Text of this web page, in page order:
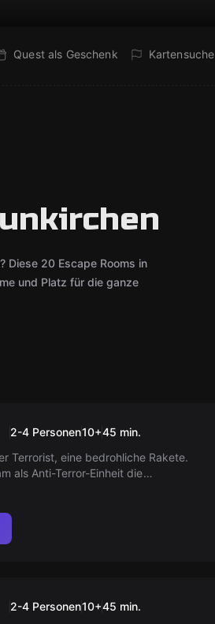
Quest als Geschenk Kartensuche
Diese 20 Escape Rooms in
und Platz für die ganze
Sigma VR
2-4 Personen10+45 min.
Terrorist, eine bedrohliche Rakete.
als Anti-Terror-Einheit die
Escape Abenteuer.
Story VR
2-4 Personen10+45 min.